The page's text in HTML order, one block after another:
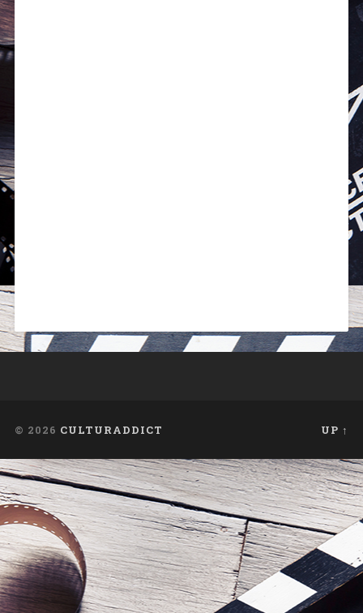
© 2026 CULTURADDICT UP ↑